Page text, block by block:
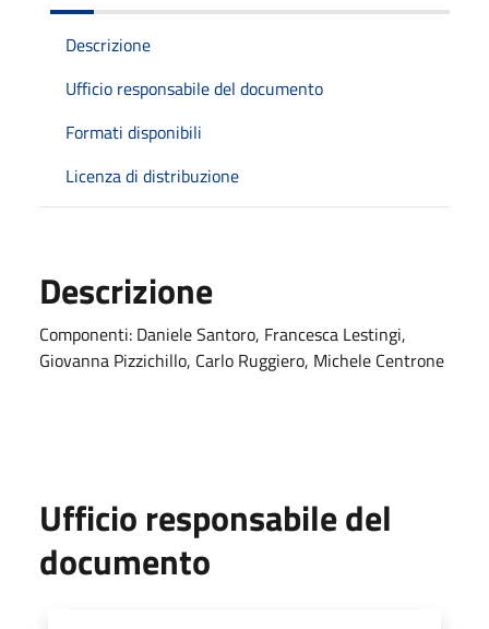
Descrizione
Ufficio responsabile del documento
Formati disponibili
Licenza di distribuzione
Descrizione
Componenti: Daniele Santoro, Francesca Lestingi,
Giovanna Pizzichillo, Carlo Ruggiero, Michele Centrone
Ufficio responsabile del
documento